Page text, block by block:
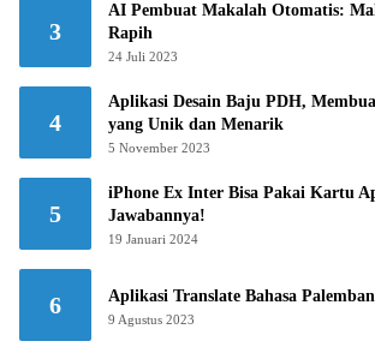
3
AI Pembuat Makalah Otomatis:
Rapih
24 Juli 2023
4
Aplikasi Desain Baju PDH,
yang Unik dan Menarik
5 November 2023
5
iPhone Ex Inter Bisa Pakai Kartu
Jawabannya!
19 Januari 2024
6 Aplikasi Translate Bahasa
9 Agustus 2023